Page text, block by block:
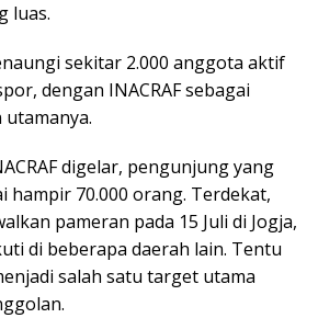
luas.
sekitar 2.000 anggota aktif
dengan INACRAF sebagai
digelar, pengunjung yang
hampir 70.000 orang. Terdekat,
pameran pada 15 Juli di Jogja,
di beberapa daerah lain. Tentu
salah satu target utama